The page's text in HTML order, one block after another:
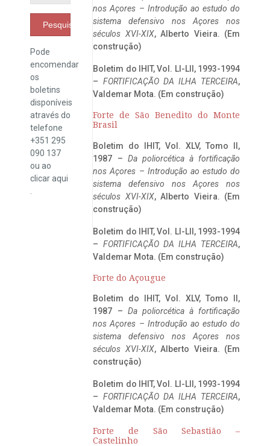
Pesquisar
Pode
encomendar
os
boletins
disponíveis
através do
telefone
+351 295
090 137
ou ao
clicaraqui
nos Açores – Introdução ao estudo do
sistema defensivo nos Açores nos
séculos XVI-XIX, Alberto Vieira. (Em
construção)
Boletim do IHIT, Vol. LI-LII, 1993-1994
– FORTIFICAÇÃO DA ILHA TERCEIRA,
Valdemar Mota. (Em construção)
Forte de São Benedito do Monte
Brasil
Boletim do IHIT, Vol. XLV, Tomo II,
1987 – Da poliorcética à fortificação
nos Açores – Introdução ao estudo do
sistema defensivo nos Açores nos
séculos XVI-XIX, Alberto Vieira. (Em
construção)
Boletim do IHIT, Vol. LI-LII, 1993-1994
– FORTIFICAÇÃO DA ILHA TERCEIRA,
Valdemar Mota. (Em construção)
Forte do Açougue
Boletim do IHIT, Vol. XLV, Tomo II,
1987 – Da poliorcética à fortificação
nos Açores – Introdução ao estudo do
sistema defensivo nos Açores nos
séculos XVI-XIX, Alberto Vieira. (Em
construção)
Boletim do IHIT, Vol. LI-LII, 1993-1994
– FORTIFICAÇÃO DA ILHA TERCEIRA,
Valdemar Mota. (Em construção)
Forte de São Sebastião –
Castelinho